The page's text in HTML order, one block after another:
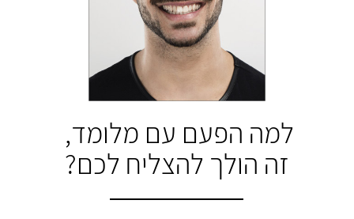
למה הפעם עם מלומד,
זה הולך להצליח לכם?